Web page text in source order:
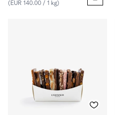
(EUR 140.00 / 1 kg)